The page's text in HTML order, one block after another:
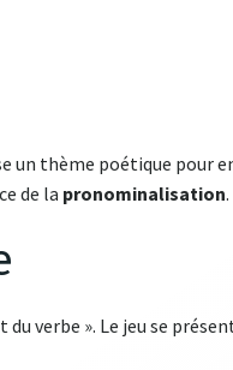
un thème poétique pour
de la pronominalisation.
du verbe ». Le jeu se